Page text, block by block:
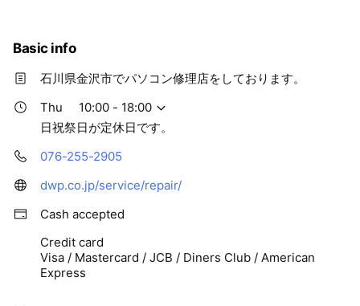
Basic info
石川県金沢市でパソコン修理店をしております。
Thu
10:00 - 18:00
日祝祭日が定休日です。
076-255-2905
dwp.co.jp/service/repair/
Cash accepted
Credit card
Visa / Mastercard / JCB / Diners Club / American
Express